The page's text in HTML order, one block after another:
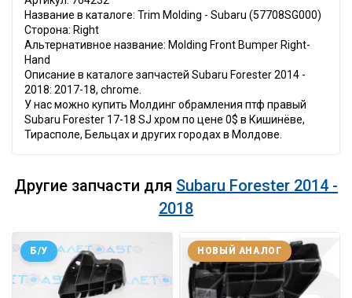
Название в каталоге: Trim Molding - Subaru (57708SG000)
Сторона: Right
Альтернативное название: Molding Front Bumper Right-
Hand
Описание в каталоге запчастей Subaru Forester 2014 -
2018: 2017-18, chrome.
У нас можно купить Молдинг обрамления птф правый
Subaru Forester 17-18 SJ хром по цене 0$ в Кишинёве,
Тирасполе, Бельцах и других городах в Молдове.
Другие запчасти для Subaru Forester 2014 -
2018
Б/У НОВЫЙ АНАЛОГ